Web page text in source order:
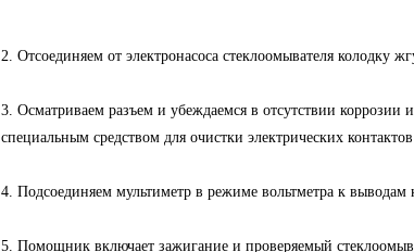
2. Отсоединяем от электронасоса стеклоомывателя колодку
3. Осматриваем разъем и убеждаемся в отсутствии
специальным средством для очистки электрических
4. Подсоединяем мультиметр в режиме вольтметра к выводам
5. Помощник включает зажигание и проверяемый